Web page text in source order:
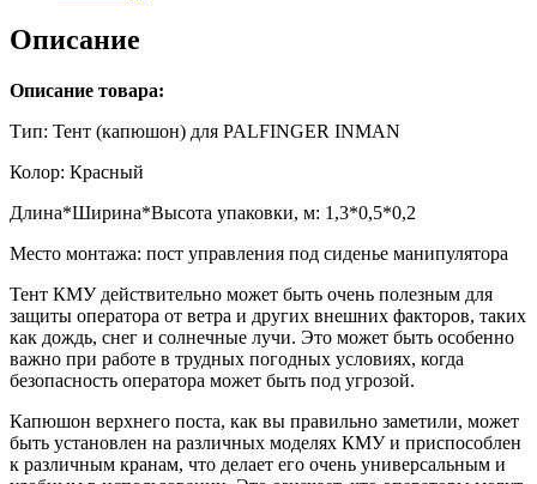
Описание
Описание товара:
Тип: Тент (капюшон) для PALFINGER INMAN
Колор: Красный
Длина*Ширина*Высота упаковки, м: 1,3*0,5*0,2
Место монтажа: пост управления под сиденье манипулятора
Тент КМУ действительно может быть очень полезным для
защиты оператора от ветра и других внешних факторов, таких
как дождь, снег и солнечные лучи. Это может быть особенно
важно при работе в трудных погодных условиях, когда
безопасность оператора может быть под угрозой.
Капюшон верхнего поста, как вы правильно заметили, может
быть установлен на различных моделях КМУ и приспособлен
к различным кранам, что делает его очень универсальным и